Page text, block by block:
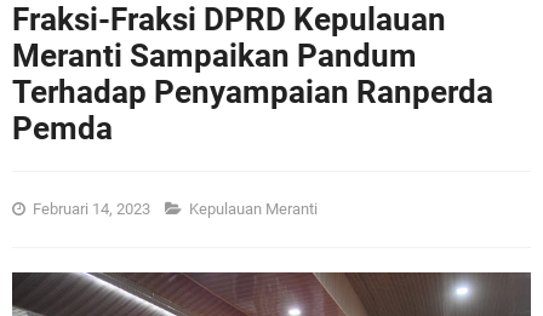
Fraksi-Fraksi DPRD Kepulauan
Meranti Sampaikan Pandum
Terhadap Penyampaian Ranperda
Pemda
Februari 14, 2023 Kepulauan Meranti